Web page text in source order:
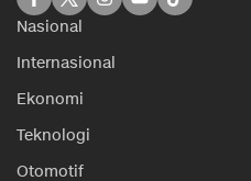
Nasional
Internasional
Ekonomi
Teknologi
Otomotif